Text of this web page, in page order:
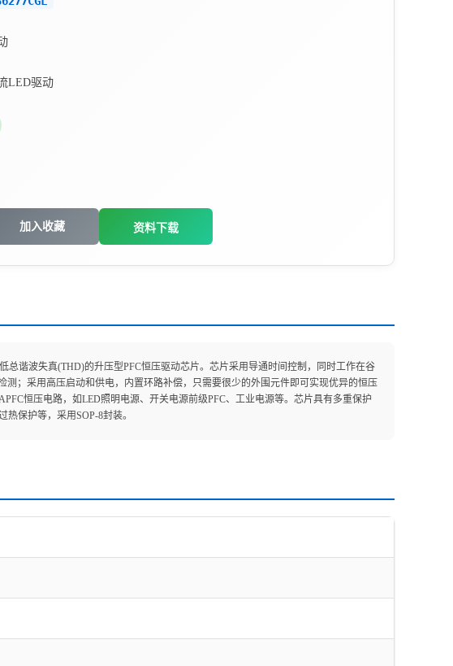
LED驱动
加入收藏 资料下载
总谐波失真(THD)的升压型PFC恒压驱动芯片。芯片采用导通时间控制，同时工作在谷
；采用高压启动和供电，内置环路补偿，只需要很少的外围元件即可实现优异的恒压
恒压电路，如LED照明电源、开关电源前级PFC、工业电源等。芯片具有多重保护
保护等，采用SOP-8封装。